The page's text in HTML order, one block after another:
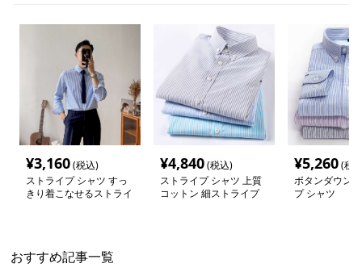
¥3,160(税込)
ストライプ シャツ すっ
きり着こなせるストライ
¥4,840(税込)
ストライプ シャツ 上質
コットン 細ストライプ
¥5,260(税
ボタンダウン
プ シャツ
おすすめ記事一覧